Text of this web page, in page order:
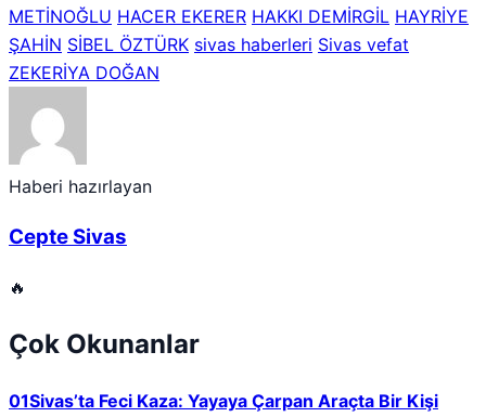
METİNOĞLU HACER EKERER HAKKI DEMİRGİL HAYRİYE
ŞAHİN SİBEL ÖZTÜRK sivas haberleri Sivas vefat
ZEKERİYA DOĞAN
Haberi hazırlayan
Cepte Sivas
🔥
Çok Okunanlar
01Sivas’ta Feci Kaza: Yayaya Çarpan Araçta Bir Kişi